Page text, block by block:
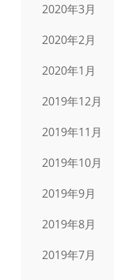
2020年3月
2020年2月
2020年1月
2019年12月
2019年11月
2019年10月
2019年9月
2019年8月
2019年7月